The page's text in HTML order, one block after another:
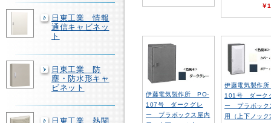
日東工業 情報
通信キャビネッ
ト
日東工業 防
塵・防水形キャ
ビネット
日東工業 熱関
￥
伊藤電気製作所 PO-
107号 ダークグレ
ー プラボックス屋内
伊藤電気製作
101号 ダーク
ー プラボック
用（上下ノック